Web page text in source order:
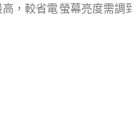
，較省電螢幕亮度需調